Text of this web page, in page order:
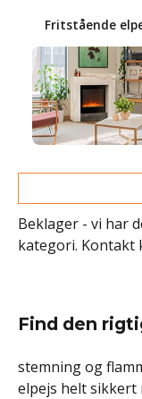
Fritstående
Beklager - vi har
kategori. Kontakt
Find den
stemning og
elpejs helt sikkert